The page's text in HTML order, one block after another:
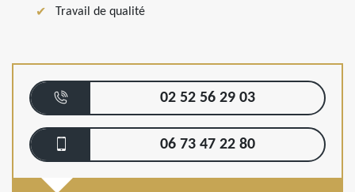
Travail de qualité
02 52 56 29 03
06 73 47 22 80